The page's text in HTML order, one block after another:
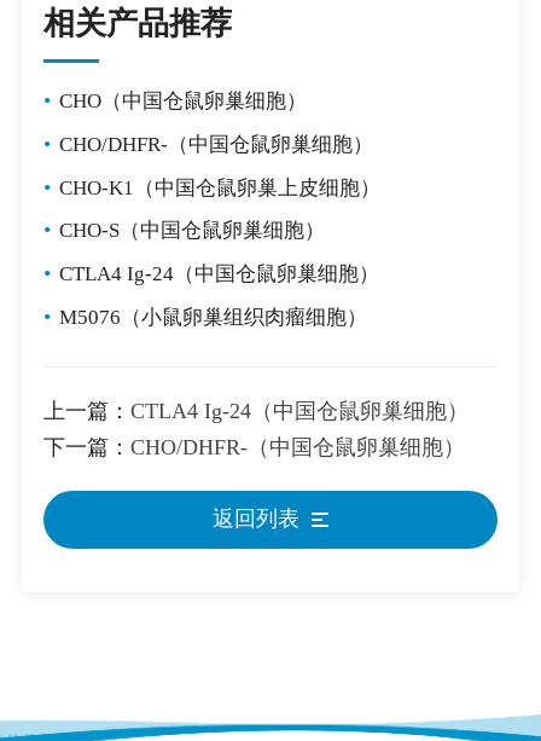
相关产品推荐
• CHO（中国仓鼠卵巢细胞）
• CHO/DHFR-（中国仓鼠卵巢细胞）
• CHO-K1（中国仓鼠卵巢上皮细胞）
• CHO-S（中国仓鼠卵巢细胞）
• CTLA4 Ig-24（中国仓鼠卵巢细胞）
• M5076（小鼠卵巢组织肉瘤细胞）
上一篇： CTLA4 Ig-24（中国仓鼠卵巢细胞）
下一篇： CHO/DHFR-（中国仓鼠卵巢细胞）
返回列表